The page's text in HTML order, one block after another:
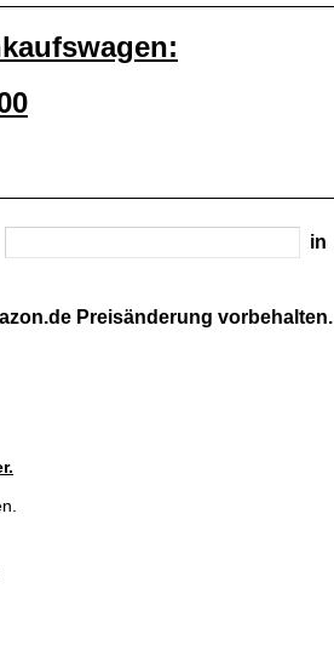
in
Preisänderung vorbehalten.